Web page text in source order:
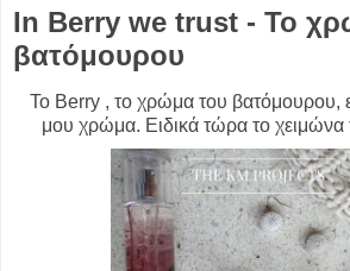
In Berry we trust - Το
βατόμουρου
Το Berry , το χρώμα του βατόμουρου,
μου χρώμα. Ειδικά τώρα το χειμώνα